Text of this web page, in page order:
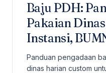
Baju PDH:
Pakaian
Instansi,
Panduan pengadaan
dinas harian custom